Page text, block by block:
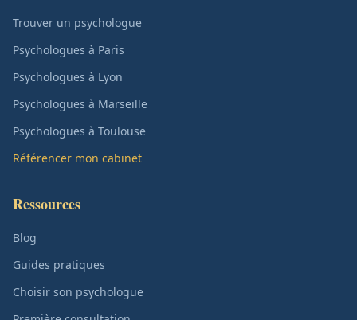
Trouver un psychologue
Psychologues à Paris
Psychologues à Lyon
Psychologues à Marseille
Psychologues à Toulouse
Référencer mon cabinet
Ressources
Blog
Guides pratiques
Choisir son psychologue